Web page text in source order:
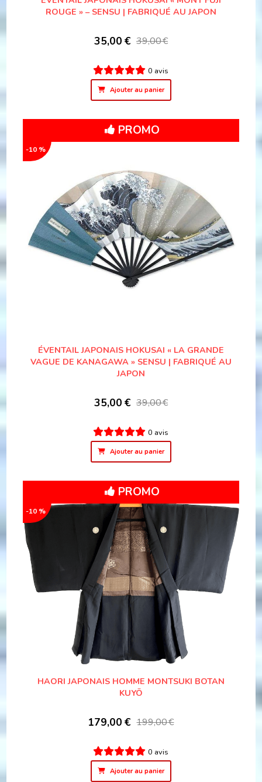
ROUGE » – SENSU | FABRIQUÉ AU JAPON
35,00 € 39,00€
0 avis
Ajouter au panier
PROMO
-10 %
ÉVENTAIL JAPONAIS HOKUSAI « LA GRANDE
VAGUE DE KANAGAWA » SENSU | FABRIQUÉ AU
JAPON
35,00 € 39,00€
0 avis
Ajouter au panier
PROMO
-10 %
HAORI JAPONAIS HOMME MONTSUKI BOTAN
KUYŌ
179,00 € 199,00€
0 avis
Ajouter au panier